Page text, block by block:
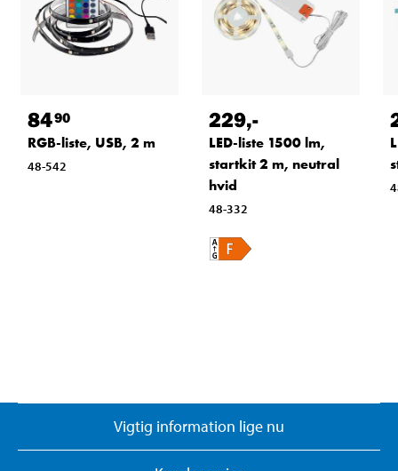
8490
RGB-liste, USB, 2 m
48-542
229,-
LED-liste 1500 lm,
startkit 2 m, neutral
hvid
48-332
Vigtig information lige nu